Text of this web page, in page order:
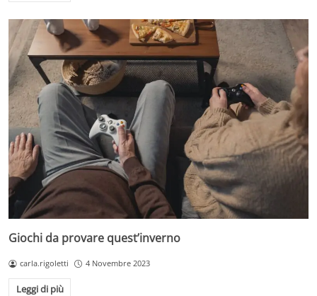
Giochi da provare quest’inverno
carla.rigoletti 4 Novembre 2023
Leggi di più